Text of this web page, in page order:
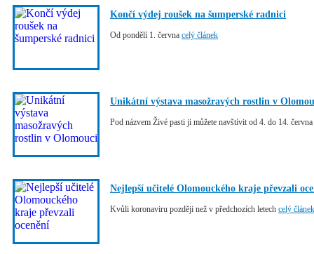
Končí výdej roušek na šumperské radnici
Od pondělí 1. června celý článek
Unikátní výstava masožravých rostlin v
Pod názvem Živé pasti ji můžete navštívit od 4. do 14. června
Nejlepší učitelé Olomouckého kraje převzali
Kvůli koronaviru později než v předchozích letech celý článek